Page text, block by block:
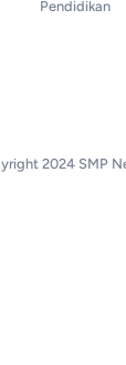
Pendidikan
2024 SMP